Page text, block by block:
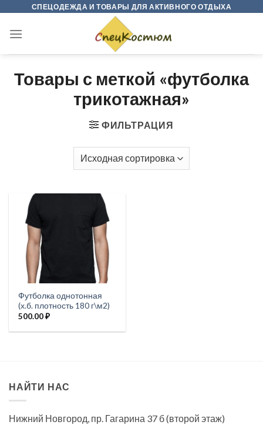
content
СПЕЦОДЕЖДА И ТОВАРЫ ДЛЯ АКТИВНОГО ОТДЫХА
Товары с меткой «футболка
трикотажная»
ФИЛЬТРАЦИЯ
Футболка однотонная
(х.б. плотность 180 г\м2)
500.00₽
НАЙТИ НАС
Нижний Новгород, пр. Гагарина 37 б (второй этаж)